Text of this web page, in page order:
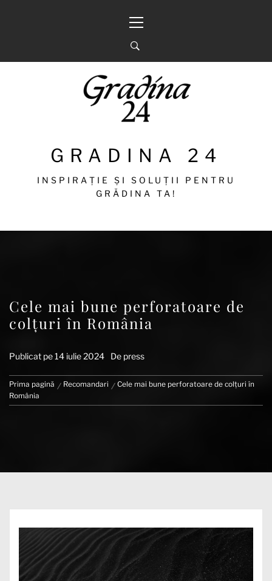
principal
GRADINA 24
INSPIRAȚIE ȘI SOLUȚII PENTRU
GRĂDINA TA!
Cele mai bune perforatoare de
colțuri în România
Publicat pe14 iulie 2024 De press
Prima pagină Recomandari
Cele mai bune perforatoare de colțuri în
România